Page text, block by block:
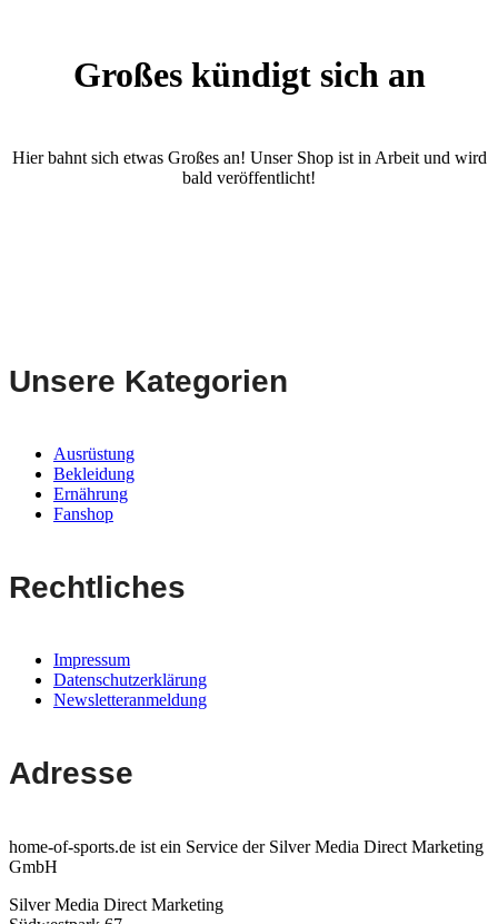
Großes kündigt sich an
Hier bahnt sich etwas Großes an! Unser Shop ist in Arbeit und wird
bald veröffentlicht!
Unsere Kategorien
Ausrüstung
Bekleidung
Ernährung
Fanshop
Rechtliches
Impressum
Datenschutzerklärung
Newsletteranmeldung
Adresse
home-of-sports.de ist ein Service der Silver Media Direct Marketing
GmbH
Silver Media Direct Marketing